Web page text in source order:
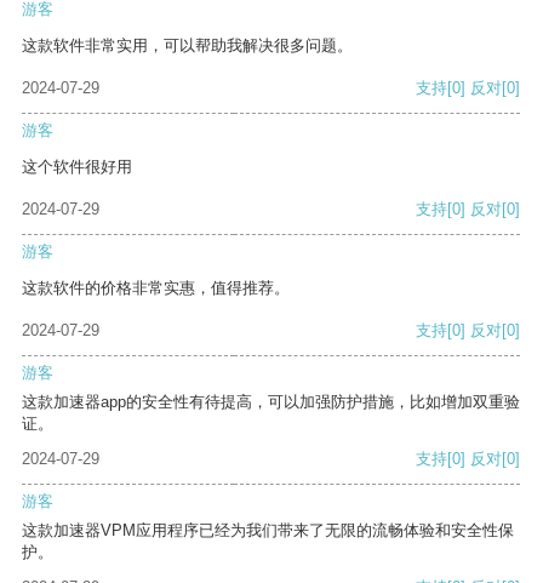
游客
这款软件非常实用，可以帮助我解决很多问题。
2024-07-29 支持[0] 反对[0]
游客
这个软件很好用
2024-07-29 支持[0] 反对[0]
游客
这款软件的价格非常实惠，值得推荐。
2024-07-29 支持[0] 反对[0]
游客
这款加速器app的安全性有待提高，可以加强防护措施，比如增加双重验
证。
2024-07-29
支持[0] 反对[0]
游客
这款加速器VPM应用程序已经为我们带来了无限的流畅体验和安全性保
护。